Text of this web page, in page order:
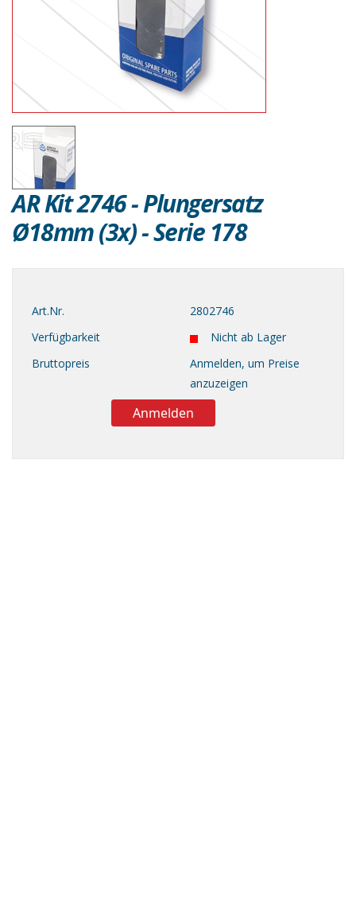
AR Kit 2746 - Plungersatz
Ø18mm (3x) - Serie 178
Art.Nr.
2802746
Verfügbarkeit
Nicht ab Lager
Bruttopreis
Anmelden, um Preise
anzuzeigen
Anmelden